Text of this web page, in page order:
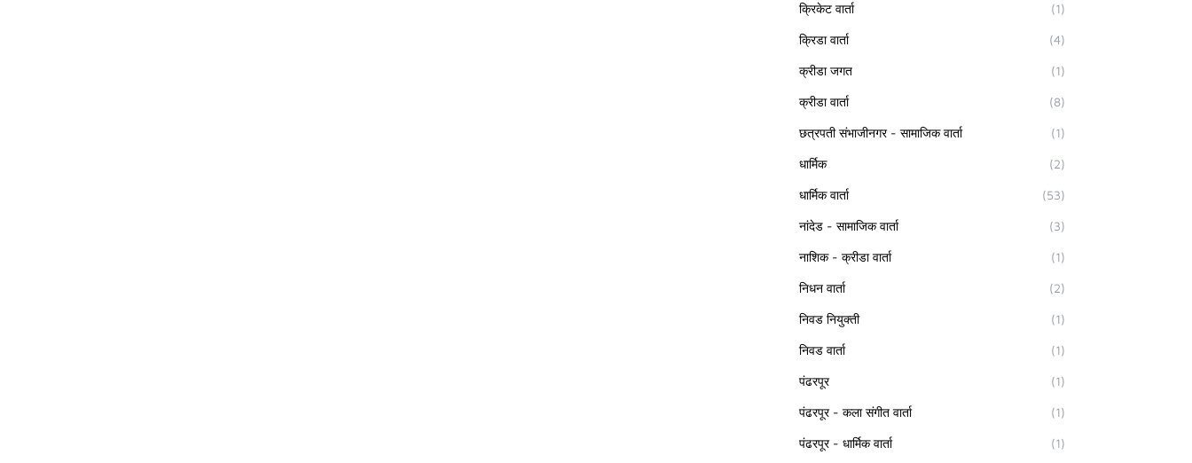
क्रिकेट वार्ता (1)
क्रिडा वार्ता (4)
क्रीडा जगत (1)
क्रीडा वार्ता (8)
छत्रपती संभाजीनगर - सामाजिक वार्ता (1)
धार्मिक (2)
धार्मिक वार्ता (53)
नांदेड - सामाजिक वार्ता (3)
नाशिक - क्रीडा वार्ता (1)
निधन वार्ता (2)
निवड नियुक्ती (1)
निवड वार्ता (1)
पंढरपूर (1)
पंढरपूर - कला संगीत वार्ता (1)
पंढरपूर - धार्मिक वार्ता (1)